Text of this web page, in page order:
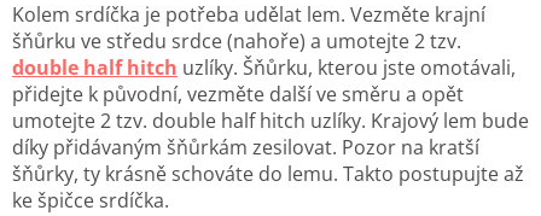
Kolem srdíčka je potřeba udělat lem. Vezměte krajní
šňůrku ve středu srdce (nahoře) a umotejte 2 tzv.
double half hitch uzlíky. Šňůrku, kterou jste omotávali,
přidejte k původní, vezměte další ve směru a opět
umotejte 2 tzv. double half hitch uzlíky. Krajový lem bude
díky přidávaným šňůrkám zesilovat. Pozor na kratší
šňůrky, ty krásně schováte do lemu. Takto postupujte až
ke špičce srdíčka.